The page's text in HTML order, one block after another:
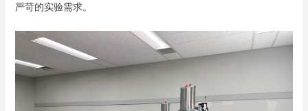
严苛的实验需求。